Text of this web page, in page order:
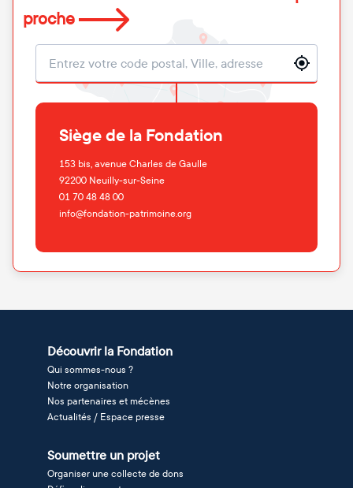
proche
Localisation
Siège de la Fondation
153 bis, avenue Charles de Gaulle
92200 Neuilly-sur-Seine
01 70 48 48 00
info@fondation-patrimoine.org
Découvrir la Fondation
Qui sommes-nous ?
Notre organisation
Nos partenaires et mécènes
Actualités / Espace presse
Soumettre un projet
Organiser une collecte de dons